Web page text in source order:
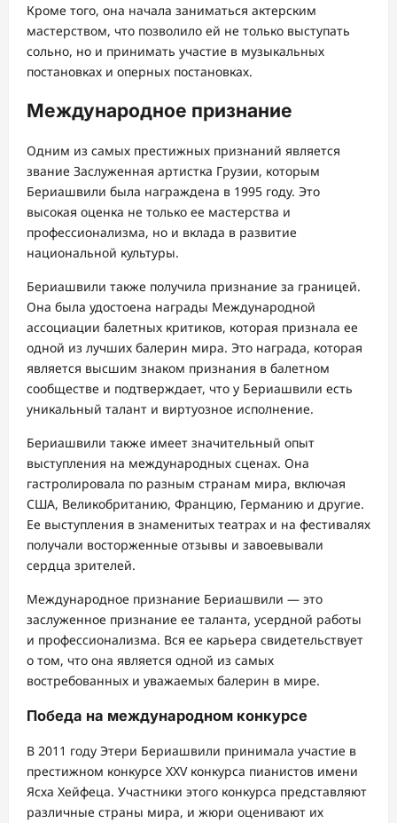
Кроме того, она начала заниматься актерским
мастерством, что позволило ей не только выступать
сольно, но и принимать участие в музыкальных
постановках и оперных постановках.
Международное признание
Одним из самых престижных признаний является
звание Заслуженная артистка Грузии, которым
Бериашвили была награждена в 1995 году. Это
высокая оценка не только ее мастерства и
профессионализма, но и вклада в развитие
национальной культуры.
Бериашвили также получила признание за границей.
Она была удостоена награды Международной
ассоциации балетных критиков, которая признала ее
одной из лучших балерин мира. Это награда, которая
является высшим знаком признания в балетном
сообществе и подтверждает, что у Бериашвили есть
уникальный талант и виртуозное исполнение.
Бериашвили также имеет значительный опыт
выступления на международных сценах. Она
гастролировала по разным странам мира, включая
США, Великобританию, Францию, Германию и другие.
Ее выступления в знаменитых театрах и на фестивалях
получали восторженные отзывы и завоевывали
сердца зрителей.
Международное признание Бериашвили — это
заслуженное признание ее таланта, усердной работы
и профессионализма. Вся ее карьера свидетельствует
о том, что она является одной из самых
востребованных и уважаемых балерин в мире.
Победа на международном конкурсе
В 2011 году Этери Бериашвили принимала участие в
престижном конкурсе XXV конкурса пианистов имени
Ясха Хейфеца. Участники этого конкурса представляют
различные страны мира, и жюри оценивают их